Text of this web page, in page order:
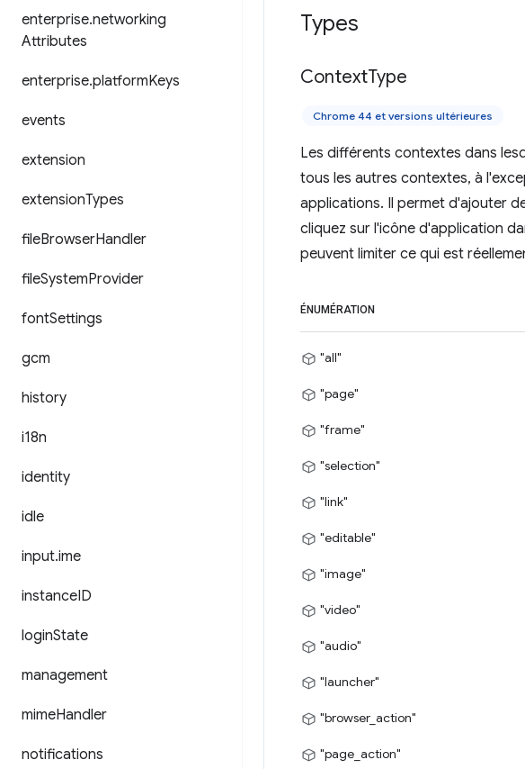
enterprise.networking
Attributes
enterprise.platformKeys
events
extension
extensionTypes
fileBrowserHandler
fileSystemProvider
fontSettings
gcm
history
i18n
identity
idle
input.ime
instanceID
loginState
management
mimeHandler
notifications
Types
ContextType
Chrome 44 et versions ultérieures
Les différents contextes dans
tous les autres contextes, à
applications. Il permet d'ajouter
cliquez sur l'icône d'application
peuvent limiter ce qui est
ÉNUMÉRATION
"all"
"page"
"frame"
"selection"
"link"
"editable"
"image"
"video"
"audio"
"launcher"
"browser_action"
"page_action"